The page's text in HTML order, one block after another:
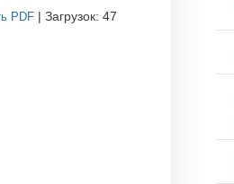
PDF | Загрузок: 47